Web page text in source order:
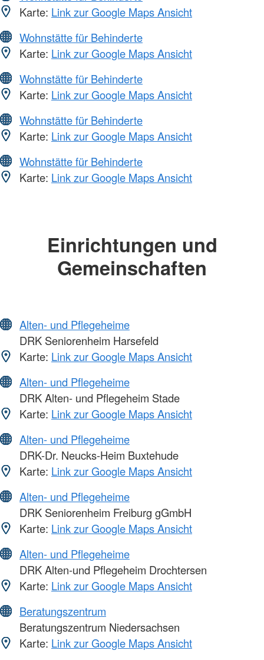
Karte: Link zur Google Maps Ansicht
Wohnstätte für Behinderte
Karte: Link zur Google Maps Ansicht
Wohnstätte für Behinderte
Karte: Link zur Google Maps Ansicht
Wohnstätte für Behinderte
Karte: Link zur Google Maps Ansicht
Wohnstätte für Behinderte
Karte: Link zur Google Maps Ansicht
Einrichtungen und
Gemeinschaften
Alten- und Pflegeheime
DRK Seniorenheim Harsefeld
Karte: Link zur Google Maps Ansicht
Alten- und Pflegeheime
DRK Alten- und Pflegeheim Stade
Karte: Link zur Google Maps Ansicht
Alten- und Pflegeheime
DRK-Dr. Neucks-Heim Buxtehude
Karte: Link zur Google Maps Ansicht
Alten- und Pflegeheime
DRK Seniorenheim Freiburg gGmbH
Karte: Link zur Google Maps Ansicht
Alten- und Pflegeheime
DRK Alten-und Pflegeheim Drochtersen
Karte: Link zur Google Maps Ansicht
Beratungszentrum
Beratungszentrum Niedersachsen
Karte: Link zur Google Maps Ansicht